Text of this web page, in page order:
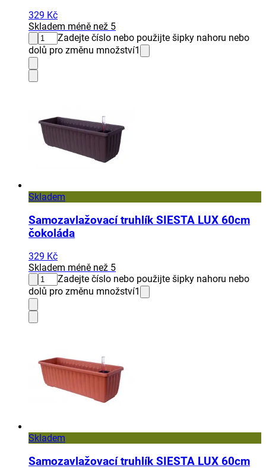
329 Kč
Skladem méně než 5
Zadejte číslo nebo použijte šipky nahoru nebo
dolů pro změnu množství1
Skladem
Samozavlažovací truhlík SIESTA LUX 60cm
čokoláda
329 Kč
Skladem méně než 5
Zadejte číslo nebo použijte šipky nahoru nebo
dolů pro změnu množství1
Skladem
Samozavlažovací truhlík SIESTA LUX 60cm